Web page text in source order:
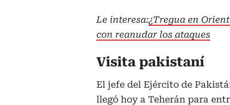
Le interesa:¿Tregua en
con reanudar los ataques
Visita pakistaní
El jefe del Ejército de
llegó hoy a Teherán para